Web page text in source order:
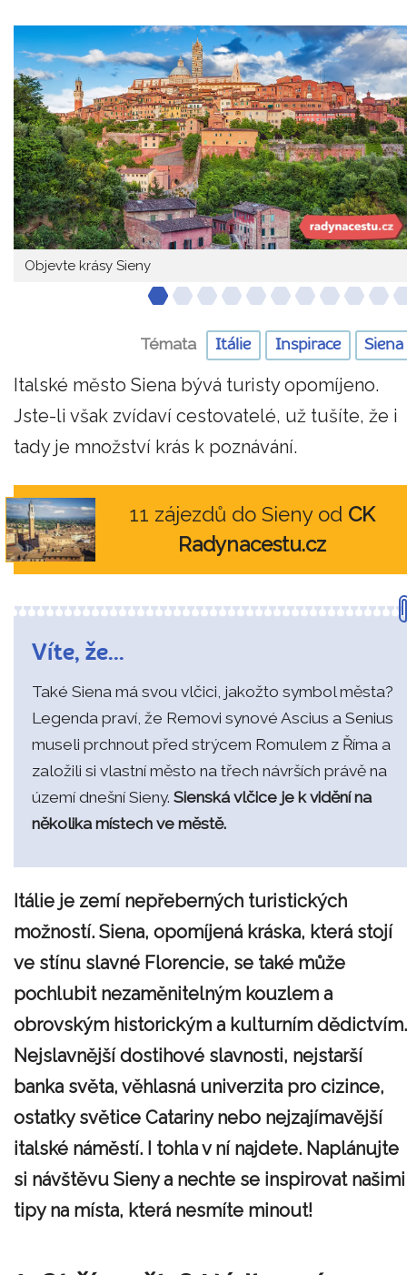
Objevte krásy Sieny
Témata Itálie Inspirace Siena
Italské město Siena bývá turisty opomíjeno.
Jste-li však zvídaví cestovatelé, už tušíte, že i
tady je množství krás k poznávání.
11 zájezdů do Sieny od CK
Radynacestu.cz
Víte, že...
Také Siena má svou vlčici, jakožto symbol města?
Legenda praví, že Removi synové Ascius a Senius
museli prchnout před strýcem Romulem z Říma a
založili si vlastní město na třech návrších právě na
území dnešní Sieny. Sienská vlčice je k vidění na
několika místech ve městě.
Itálie je zemí nepřeberných turistických
možností. Siena, opomíjená kráska, která stojí
ve stínu slavné Florencie, se také může
pochlubit nezaměnitelným kouzlem a
obrovským historickým a kulturním dědictvím.
Nejslavnější dostihové slavnosti, nejstarší
banka světa, věhlasná univerzita pro cizince,
ostatky světice Catariny nebo nejzajímavější
italské náměstí. I tohla v ní najdete. Naplánujte
si návštěvu Sieny a nechte se inspirovat našimi
tipy na místa, která nesmíte minout!